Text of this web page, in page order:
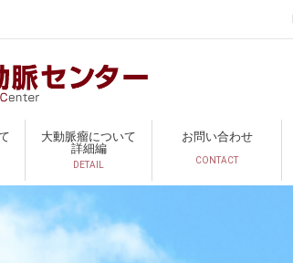
大動脈瘤について
詳細編
DETAIL
お問い合わせ
CONTACT